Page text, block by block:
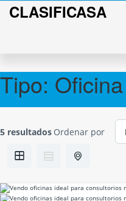
CLASIFICASA
Tipo: Oficina
5 resultados Ordenar por